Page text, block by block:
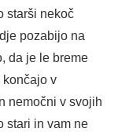
starši nekoč
pozabijo na
da je le breme
končajo v
nemočni v svojih
stari in vam ne